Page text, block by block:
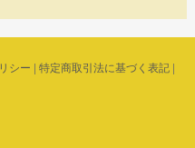
シー | 特定商取引法に基づく表記|